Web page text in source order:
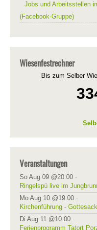
Jobs und Arbeitsstellen
(Facebook-Gruppe)
Wiesenfestrechner
Bis zum Selber
Veranstaltungen
So Aug 09 @20:00 -
Ringelspü live im
Mo Aug 10 @19:00 -
Kirchenführung -
Di Aug 11 @10:00 -
Ferienprogramm Tatort